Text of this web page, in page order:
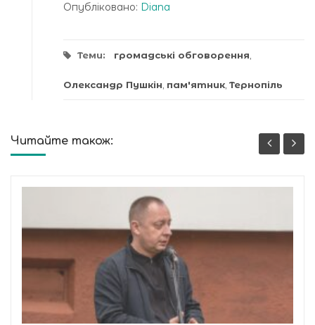
Опубліковано: Diana
Теми: громадські обговорення,
Олександр Пушкін, пам'ятник, Тернопіль
Читайте також: